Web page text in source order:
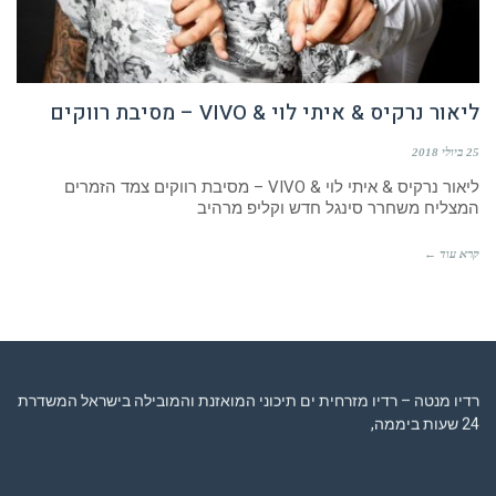
ליאור נרקיס & איתי לוי & VIVO – מסיבת רווקים
25 ביולי 2018
ליאור נרקיס & איתי לוי & VIVO – מסיבת רווקים צמד הזמרים
המצליח משחרר סינגל חדש וקליפ מרהיב
קרא עוד ←
רדיו מנטה – רדיו מזרחית ים תיכוני המואזנת והמובילה בישראל המשדרת
24 שעות ביממה,